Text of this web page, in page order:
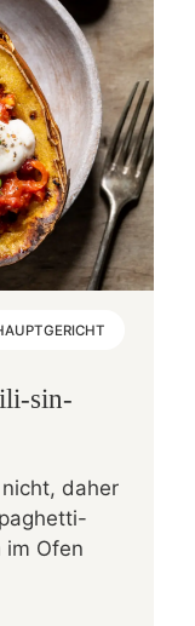
sin-
daher
im Ofen